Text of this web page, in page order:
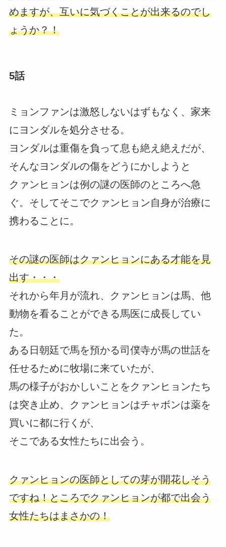
めますが、互いに気づくことが出来るのでし
ょうか？！
5話
ミョンファンは激怒しないはずもなく、家来
にヨンダルを処分させる。
ヨンダルは重傷を負って息も絶え絶えだが、
そんなヨンダルの傷をどうにかしようと
クァンヒョンは例の謎の医師のところへ急
ぐ。そしてそこでクァンヒョン自身が治療に
携わることに。
その謎の医師はクァンヒョンにある才能を見
出す・・・
それから年月が流れ、クァンヒョンは馬、他
動物を看ることができる馬医に成長してい
た。
ある日朝廷で馬を預かる司僕寺が馬の世話を
任せるために牧場に来ていたが、
馬の様子がおかしいことをクァンヒョンたち
は突き止め、クァンヒョンはチャボンは薬を
買いに都に行くが、
そこである女性たちに出会う。
クァンヒョンの医師としての芽が開花しそう
ですね！ところでクァンヒョンが都で出会う
女性たちはまさかの！